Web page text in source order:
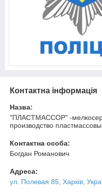
Контактна інформація
Назва:
"ПЛАСТМАССОР" -
производство
Контактна особа:
Богдан Романович
Адреса:
ул. Полевая 85, Харків,